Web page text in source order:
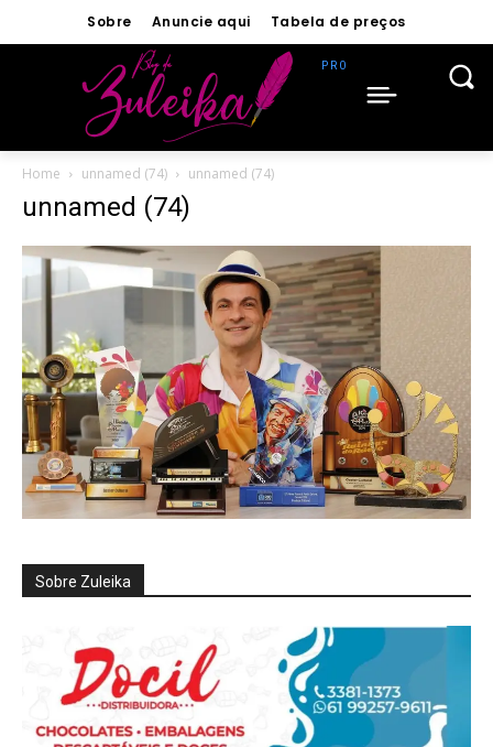
Sobre Anuncie aqui Tabela de preços
Home unnamed (74) unnamed (74)
unnamed (74)
Sobre Zuleika